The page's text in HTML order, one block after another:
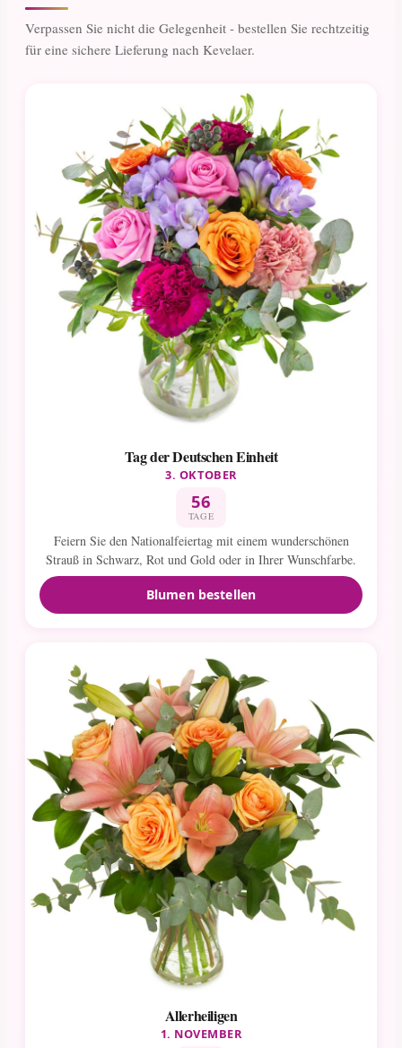
Verpassen Sie nicht die Gelegenheit - bestellen Sie rechtzeitig
für eine sichere Lieferung nach Kevelaer.
Tag der Deutschen Einheit
3. OKTOBER
56
TAGE
Feiern Sie den Nationalfeiertag mit einem wunderschönen
Strauß in Schwarz, Rot und Gold oder in Ihrer Wunschfarbe.
Blumen bestellen
Allerheiligen
1. NOVEMBER